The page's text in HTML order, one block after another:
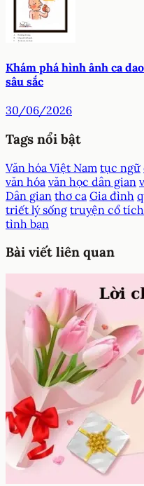
Khám phá hình ảnh ca
sâu sắc
30/06/2026
Tags nổi bật
Văn hóa Việt Nam tục ngữ
văn hóa văn học dân gian
Dân gian thơ ca Gia đình
triết lý sống truyện cổ
tình bạn
Bài viết liên quan